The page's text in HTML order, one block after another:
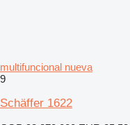
multifuncional nueva
9
Schäffer 1622